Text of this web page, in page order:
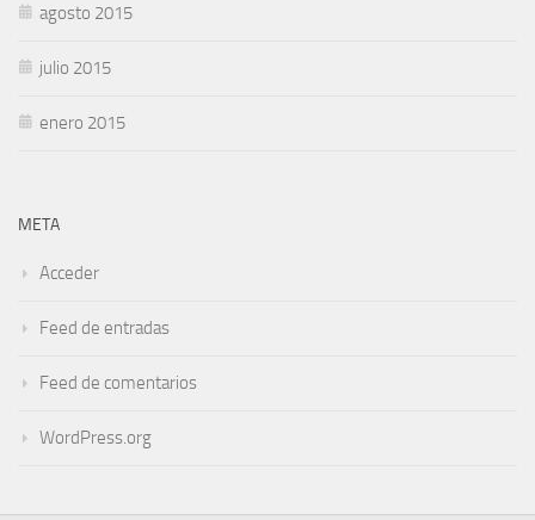
agosto 2015
julio 2015
enero 2015
META
Acceder
Feed de entradas
Feed de comentarios
WordPress.org